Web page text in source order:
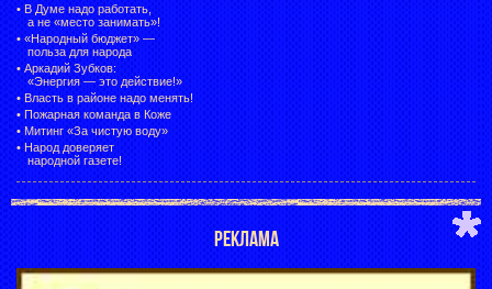
• В Думе надо работать,
а не «место занимать»!
• «Народный бюджет» —
польза для народа
• Аркадий Зубков:
«Энергия — это действие!»
• Власть в районе надо менять!
• Пожарная команда в Коже
• Митинг «За чистую воду»
• Народ доверяет
народной газете!
РЕКЛАМА